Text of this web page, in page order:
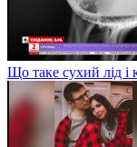
Що таке сухий лід і